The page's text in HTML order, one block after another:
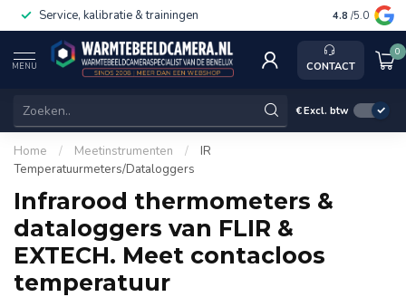
Service, kalibratie & trainingen 4.8 /5.0
MENU CONTACT
0
€Excl. btw
Home / Meetinstrumenten /
IR
Temperatuurmeters/Dataloggers
Infrarood thermometers &
dataloggers van FLIR &
EXTECH. Meet contacloos
temperatuur